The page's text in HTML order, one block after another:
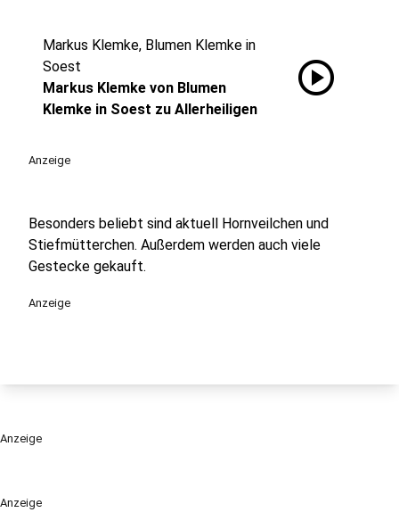
Anzeige
Markus Klemke, Blumen Klemke in
Soest
Markus Klemke von Blumen
Klemke in Soest zu Allerheiligen
play_circle
Anzeige
Besonders beliebt sind aktuell Hornveilchen und
Stiefmütterchen. Außerdem werden auch viele
Gestecke gekauft.
Anzeige
Anzeige